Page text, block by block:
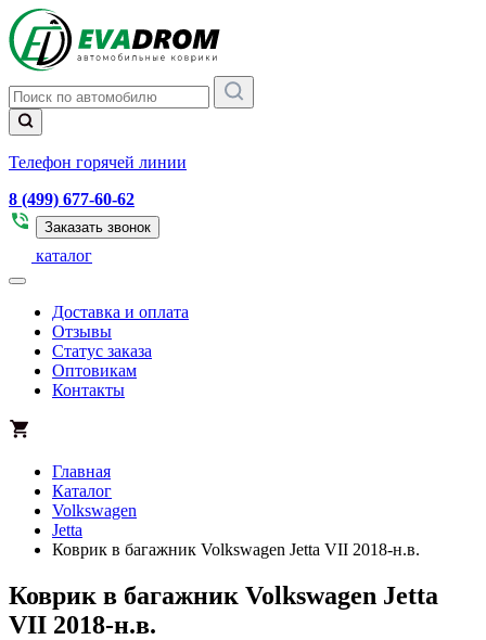
Телефон горячей линии
8 (499) 677-60-62
Заказать звонок
каталог
Доставка и оплата
Отзывы
Статус заказа
Оптовикам
Контакты
Главная
Каталог
Volkswagen
Jetta
Коврик в багажник Volkswagen Jetta VII 2018-н.в.
Коврик в багажник Volkswagen Jetta
VII 2018-н.в.